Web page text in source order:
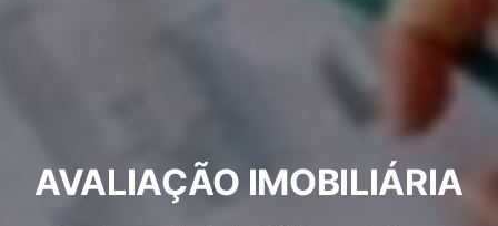
AVALIAÇÃO IMOBILIÁRIA